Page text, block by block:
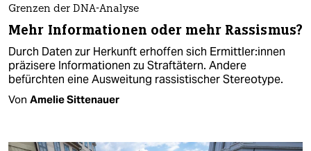
Grenzen der DNA-Analyse
Mehr Informationen oder mehr Rassismus?
Durch Daten zur Herkunft erhoffen sich Er­mitt­le­r:in­nen
präzisere Informationen zu Straftätern. Andere
befürchten eine Ausweitung rassistischer Stereotype.
Von Amelie Sittenauer